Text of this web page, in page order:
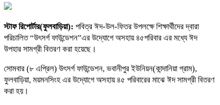
স্টাফ রিপোর্টার(ফুলবাড়িয়া): পবিত্র ঈদ-উল-ফিতর উপলক্ষে শিক্ষার্থীদের দ্বারা
পরিচালিত “উৎসর্গ ফাউন্ডেশন”এর উদ্যোগে অসহায় ৪৫পরিবার এর মধ্যে ঈদ
উপহার সামগ্রী বিতরণ করা হয়েছে।
সোমবার (৮ এপ্রিল) উৎসর্গ ফাউন্ডেশন, ভবানীপুর ইউনিয়ন(কান্দানিয়া গ্রাম),
ফুলবাড়িয়া, ময়মনসিংহ এর উদ্যোগে অসহায় ৪৫ পরিবারের মাঝে ঈদ সামগ্রী বিতরণ
করা হয়।